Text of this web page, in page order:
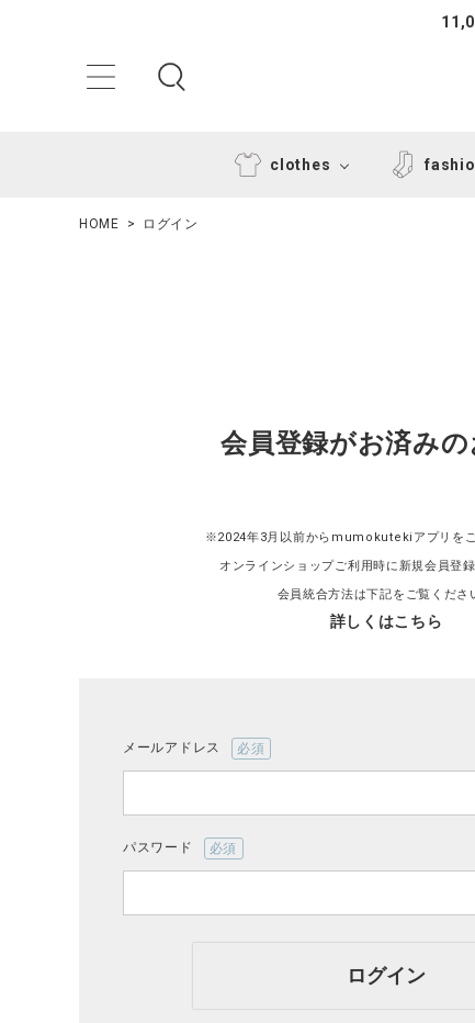
clothes
ファッション雑貨
HOME ログイン
会員登録がお済み
※2024年3月以前からmumokutekiアプリを
オンラインショップご利用時に新規会員登録
会員統合方法は下記をご覧くださ
詳しくはこちら
メールアドレス
(必
パスワード
(必
ログイン